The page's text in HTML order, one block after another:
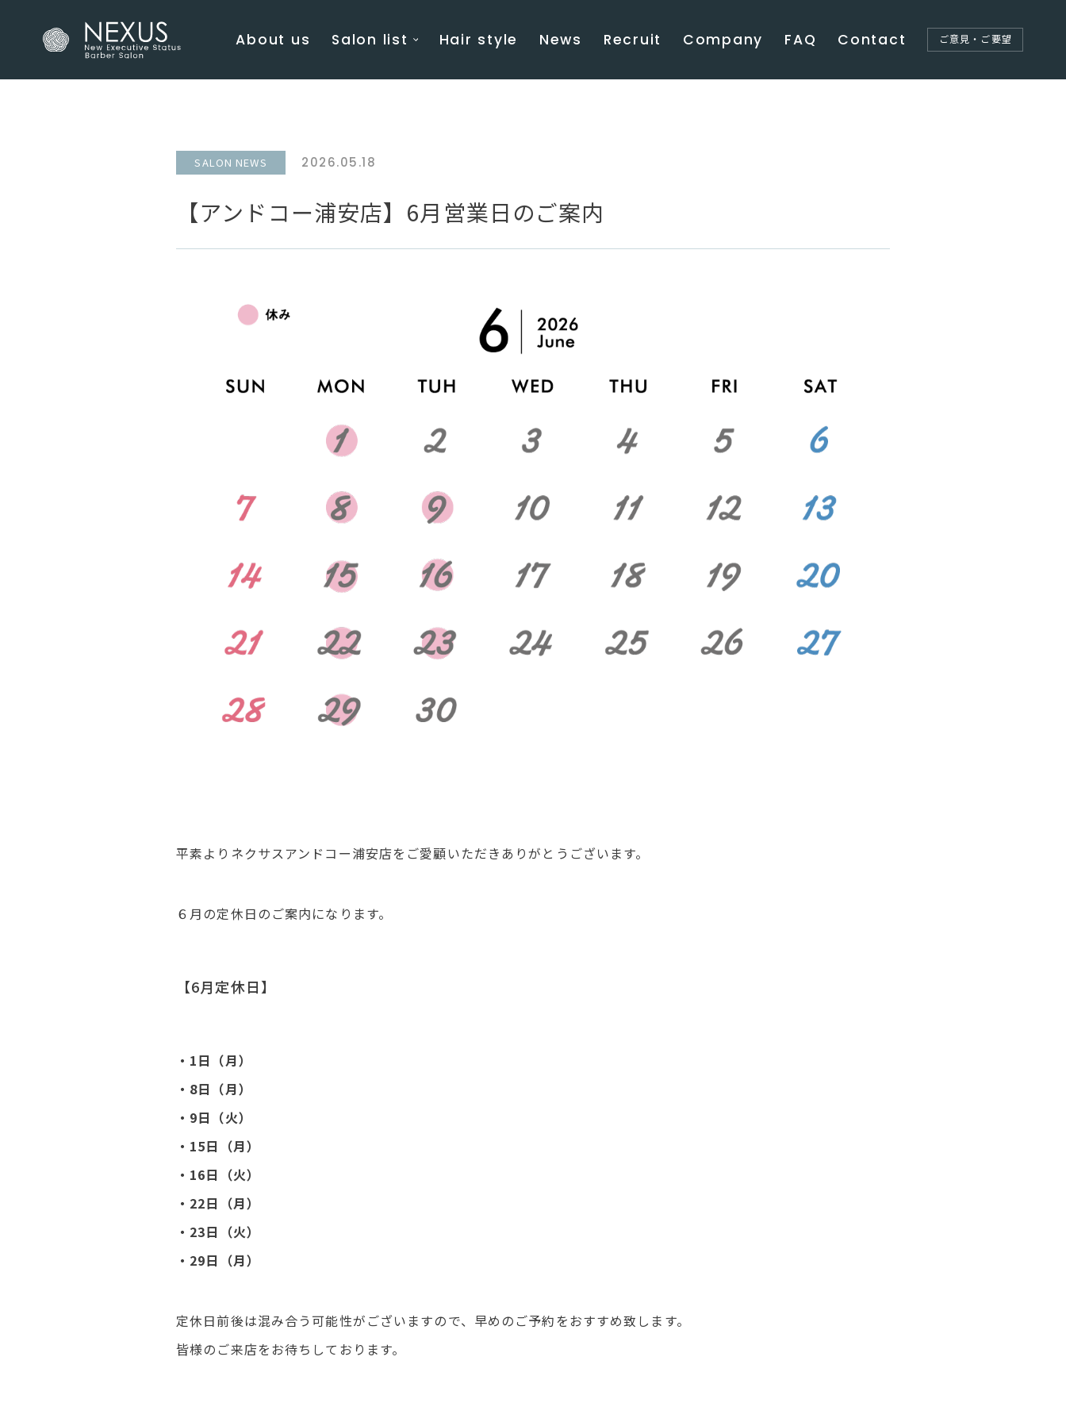
About us Salon list Hair style News Recruit Company FAQ Contact ご意見・ご要望
【アンドコー浦安店】6月営業日のご案内
SALON NEWS 2026.05.18
平素よりネクサスアンドコー浦安店をご愛顧いただきありがとうございます。
６月の定休日のご案内になります。
【6月定休日】
・1日（月）
・8日（月）
・9日（火）
・15日（月）
・16日（火）
・22日（月）
・23日（火）
・29日（月）
定休日前後は混み合う可能性がございますので、早めのご予約をおすすめ致します。
皆様のご来店をお待ちしております。